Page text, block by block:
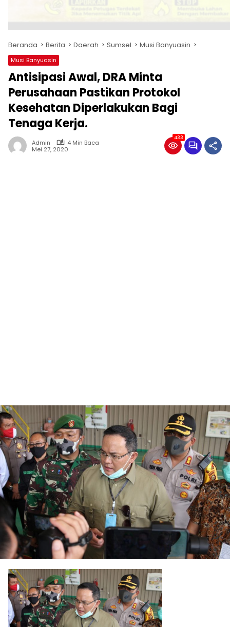
Beranda Berita Daerah Sumsel Musi Banyuasin
Musi Banyuasin
Antisipasi Awal, DRA Minta
Perusahaan Pastikan Protokol
Kesehatan Diperlakukan Bagi
Tenaga Kerja.
Admin
4 Min Baca
Mei 27, 2020
433